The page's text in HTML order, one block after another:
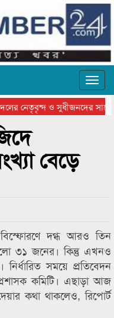
নেতৃবৃন্দ ও সুধীজনদের সাথে
গ্রুপ থিয়েটার
বেড়ে
বিস্ফোরণে দগ্ধ আরও তিন
৩১ জনের। কিন্তু এখনও
নির্ধারিত সময়ে প্রতিবেদন
কমিটি। এছাড়া আজ
কথা থাকলেও, রিপোর্ট